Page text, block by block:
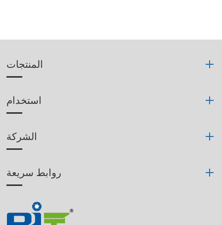
المنتجات
استخدام
الشركة
روابط سريعة